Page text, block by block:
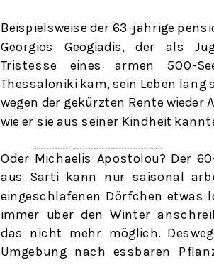
Beispielsweise der 63-jährige
Georgios Geogiadis, der als
Tristesse eines armen500-
Thessaloniki kam, sein Leben lang
wegen der gekürzten Rente wieder
wie er sie aus seiner Kindheit
Oder Michaelis Apostolou? Der
aus Sarti kann nur saisonal
eingeschlafenen Dörfchen etwas
immer über den Winter
das nicht mehr möglich.
Umgebung nach essbaren